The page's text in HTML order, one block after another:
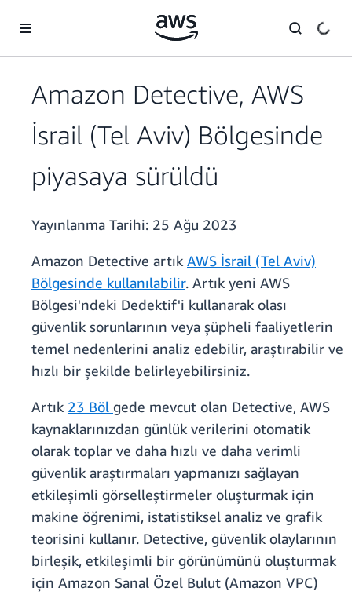
Amazon Detective, AWS
İsrail (Tel Aviv) Bölgesinde
piyasaya sürüldü
Yayınlanma Tarihi: 25 Ağu 2023
Amazon Detective artık AWS İsrail (Tel Aviv)
Bölgesinde kullanılabilir. Artık yeni AWS
Bölgesi'ndeki Dedektif'i kullanarak olası
güvenlik sorunlarının veya şüpheli faaliyetlerin
temel nedenlerini analiz edebilir, araştırabilir ve
hızlı bir şekilde belirleyebilirsiniz.
Artık 23 Böl gede mevcut olan Detective, AWS
kaynaklarınızdan günlük verilerini otomatik
olarak toplar ve daha hızlı ve daha verimli
güvenlik araştırmaları yapmanızı sağlayan
etkileşimli görselleştirmeler oluşturmak için
makine öğrenimi, istatistiksel analiz ve grafik
teorisini kullanır. Detective, güvenlik olaylarının
birleşik, etkileşimli bir görünümünü oluşturmak
için Amazon Sanal Özel Bulut (Amazon VPC)